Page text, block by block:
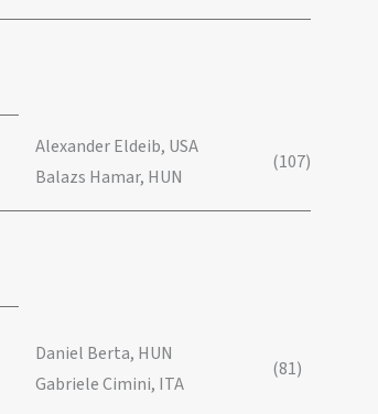
Alexander Eldeib, USA
Balazs Hamar, HUN
(107)
Daniel Berta, HUN
Gabriele Cimini, ITA
(81)